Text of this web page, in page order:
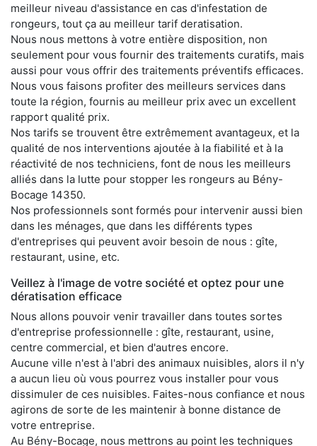
meilleur niveau d'assistance en cas d'infestation de
rongeurs, tout ça au meilleur tarif deratisation.
Nous nous mettons à votre entière disposition, non
seulement pour vous fournir des traitements curatifs, mais
aussi pour vous offrir des traitements préventifs efficaces.
Nous vous faisons profiter des meilleurs services dans
toute la région, fournis au meilleur prix avec un excellent
rapport qualité prix.
Nos tarifs se trouvent être extrêmement avantageux, et la
qualité de nos interventions ajoutée à la fiabilité et à la
réactivité de nos techniciens, font de nous les meilleurs
alliés dans la lutte pour stopper les rongeurs au Bény-
Bocage 14350.
Nos professionnels sont formés pour intervenir aussi bien
dans les ménages, que dans les différents types
d'entreprises qui peuvent avoir besoin de nous : gîte,
restaurant, usine, etc.
Veillez à l'image de votre société et optez pour une
dératisation efficace
Nous allons pouvoir venir travailler dans toutes sortes
d'entreprise professionnelle : gîte, restaurant, usine,
centre commercial, et bien d'autres encore.
Aucune ville n'est à l'abri des animaux nuisibles, alors il n'y
a aucun lieu où vous pourrez vous installer pour vous
dissimuler de ces nuisibles. Faites-nous confiance et nous
agirons de sorte de les maintenir à bonne distance de
votre entreprise.
Au Bény-Bocage, nous mettrons au point les techniques